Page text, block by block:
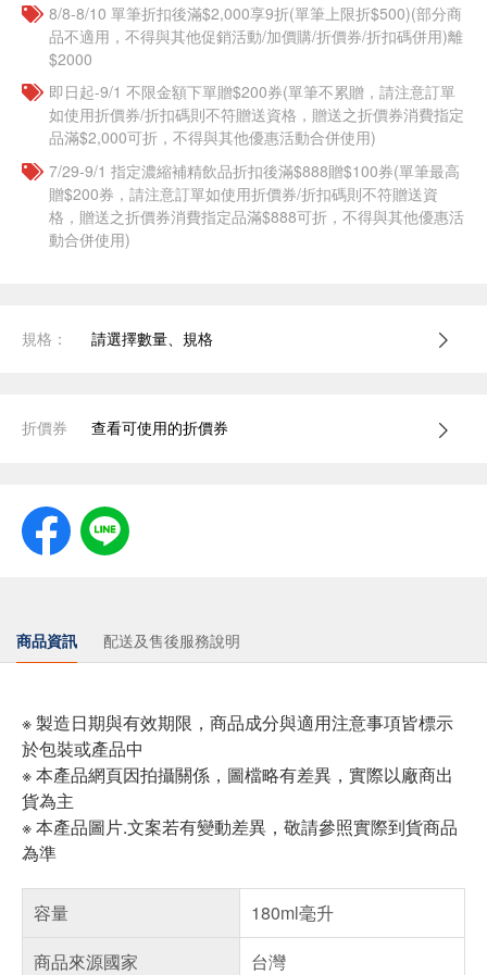
8/8-8/10 單筆折扣後滿$2,000享9折(單筆上限折$500)(部分商
品不適用，不得與其他促銷活動/加價購/折價券/折扣碼併用)離
$2000
即日起-9/1 不限金額下單贈$200券(單筆不累贈，請注意訂單
如使用折價券/折扣碼則不符贈送資格，贈送之折價券消費指定
品滿$2,000可折，不得與其他優惠活動合併使用)
7/29-9/1 指定濃縮補精飲品​折扣後滿$888贈$100券(單筆最高
贈$200券，請注意訂單如使用折價券/折扣碼則不符贈送資
格，贈送之折價券消費指定品滿$888可折，不得與其他優惠活
動合併使用)
規格： 請選擇數量、規格
折價券 查看可使用的折價券
商品資訊 配送及售後服務說明
※ 製造日期與有效期限，商品成分與適用注意事項皆標示
於包裝或產品中
※ 本產品網頁因拍攝關係，圖檔略有差異，實際以廠商出
貨為主
※ 本產品圖片.文案若有變動差異，敬請參照實際到貨商品
為準
容量
180ml毫升
商品來源國家
台灣